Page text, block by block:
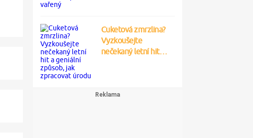
Cuketová zmrzlina?
Vyzkoušejte
nečekaný letní hit…